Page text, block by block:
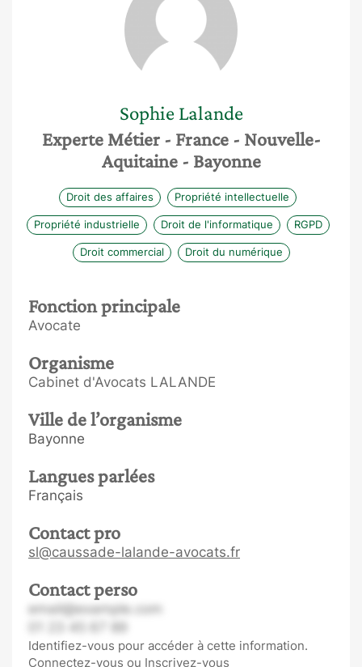
Sophie Lalande
Experte Métier - France - Nouvelle-
Aquitaine - Bayonne
Droit des affaires Propriété intellectuelle
Propriété industrielle Droit de l'informatique RGPD
Droit commercial Droit du numérique
Fonction principale
Avocate
Organisme
Cabinet d'Avocats LALANDE
Ville de l’organisme
Bayonne
Langues parlées
Français
Contact pro
sl@caussade-lalande-avocats.fr
Contact perso
email@example.com
Identifiez-vous pour accéder à cette information.
Connectez-vous ou Inscrivez-vous